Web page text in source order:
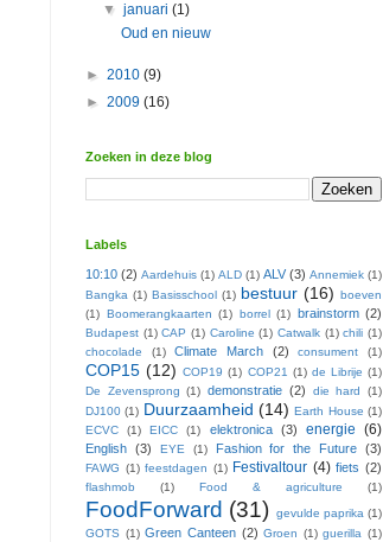
▼januari(1)
Oud en nieuw
► 2010 (9)
► 2009 (16)
Zoeken in deze blog
Labels
10:10 (2) Aardehuis (1) ALD (1) ALV (3) Annemiek (1)
Bangka (1) Basisschool (1) bestuur (16) boeven
(1) Boomerangkaarten (1) borrel (1) brainstorm (2)
Budapest (1) CAP (1) Caroline (1) Catwalk (1) chili (1)
chocolade
(1) Climate March (2) consument (1)
COP15 (12) COP19 (1) COP21 (1) de Librije (1)
De Zevensprong (1) demonstratie (2) die hard
(1)
DJ100 (1) Duurzaamheid (14) Earth House (1)
ECVC
(1) EICC (1) elektronica (3) energie (6)
English (3) EYE (1) Fashion for the Future (3)
FAWG (1) feestdagen (1) Festivaltour (4) fiets (2)
flashmob (1) Food & agriculture (1)
FoodForward (31) gevulde paprika (1)
GOTS (1) Green Canteen (2) Groen (1) guerilla (1)